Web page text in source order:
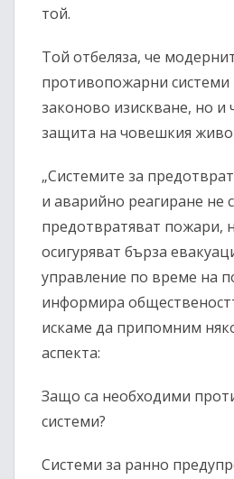
той.
Той отбеляза, че
противопожарни системи
законово изискване, но и
защита на човешкия
„Системите за
и аварийно реагиране не
предотвратяват пожари,
осигуряват бърза
управление по време на
информира
искаме да припомним
аспекта:
Защо са необходими
системи?
Системи за ранно